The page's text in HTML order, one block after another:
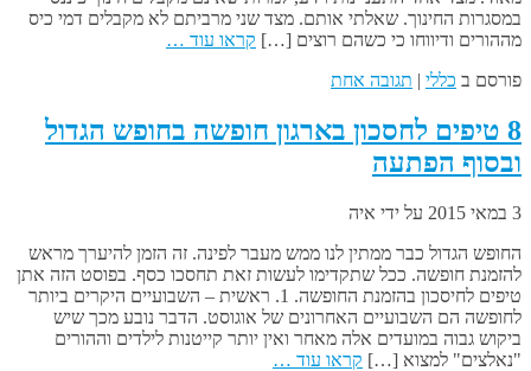
במסגרות החינוך. שאלתי אותם. מצד שני מרביתם לא מקבלים דמי כיס
מההורים ודיווחו כי כשהם רוצים […] קראו עוד …
פורסם ב כללי | תגובה אחת
8 טיפים לחסכון בארגון חופשה בחופש הגדול
ובסוף הפתעה
3 במאי 2015 על ידי איה
החופש הגדול כבר ממתין לנו ממש מעבר לפינה. זה הזמן להיערך מראש
להזמנת חופשה. ככל שתקדימו לעשות זאת תחסכו כסף. בפוסט הזה אתן
טיפים לחיסכון בהזמנת החופשה. 1. ראשית – השבועיים היקרים ביותר
לחופשה הם השבועיים האחרונים של אוגוסט. הדבר נובע מכך שיש
ביקוש גבוה במועדים אלה מאחר ואין יותר קייטנות לילדים וההורים
"נאלצים" למצוא […] קראו עוד …